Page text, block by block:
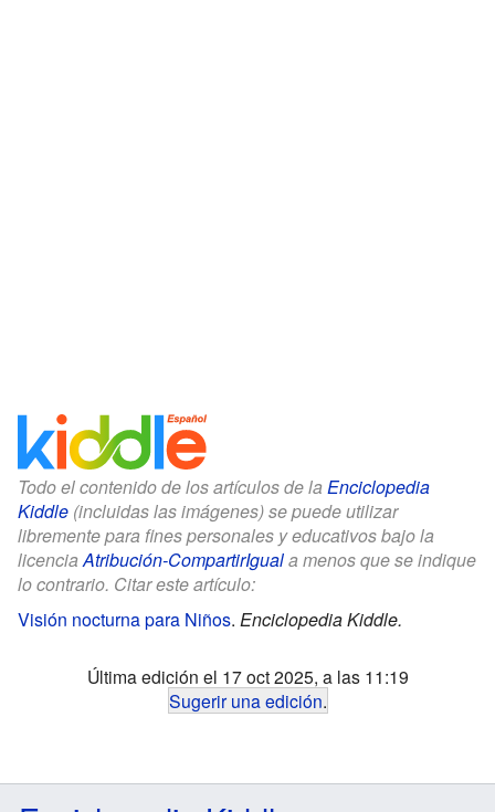
Todo el contenido de los artículos de la Enciclopedia
Kiddle (incluidas las imágenes) se puede utilizar
libremente para fines personales y educativos bajo la
licenciaAtribución-CompartirIguala menos que se indique
lo contrario. Citar este artículo:
Visión nocturna para Niños. Enciclopedia Kiddle.
Última edición el 17 oct 2025, a las 11:19
Sugerir una edición.